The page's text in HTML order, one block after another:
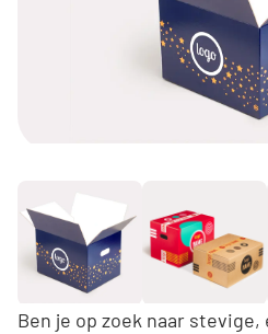
Ben je op zoek naar